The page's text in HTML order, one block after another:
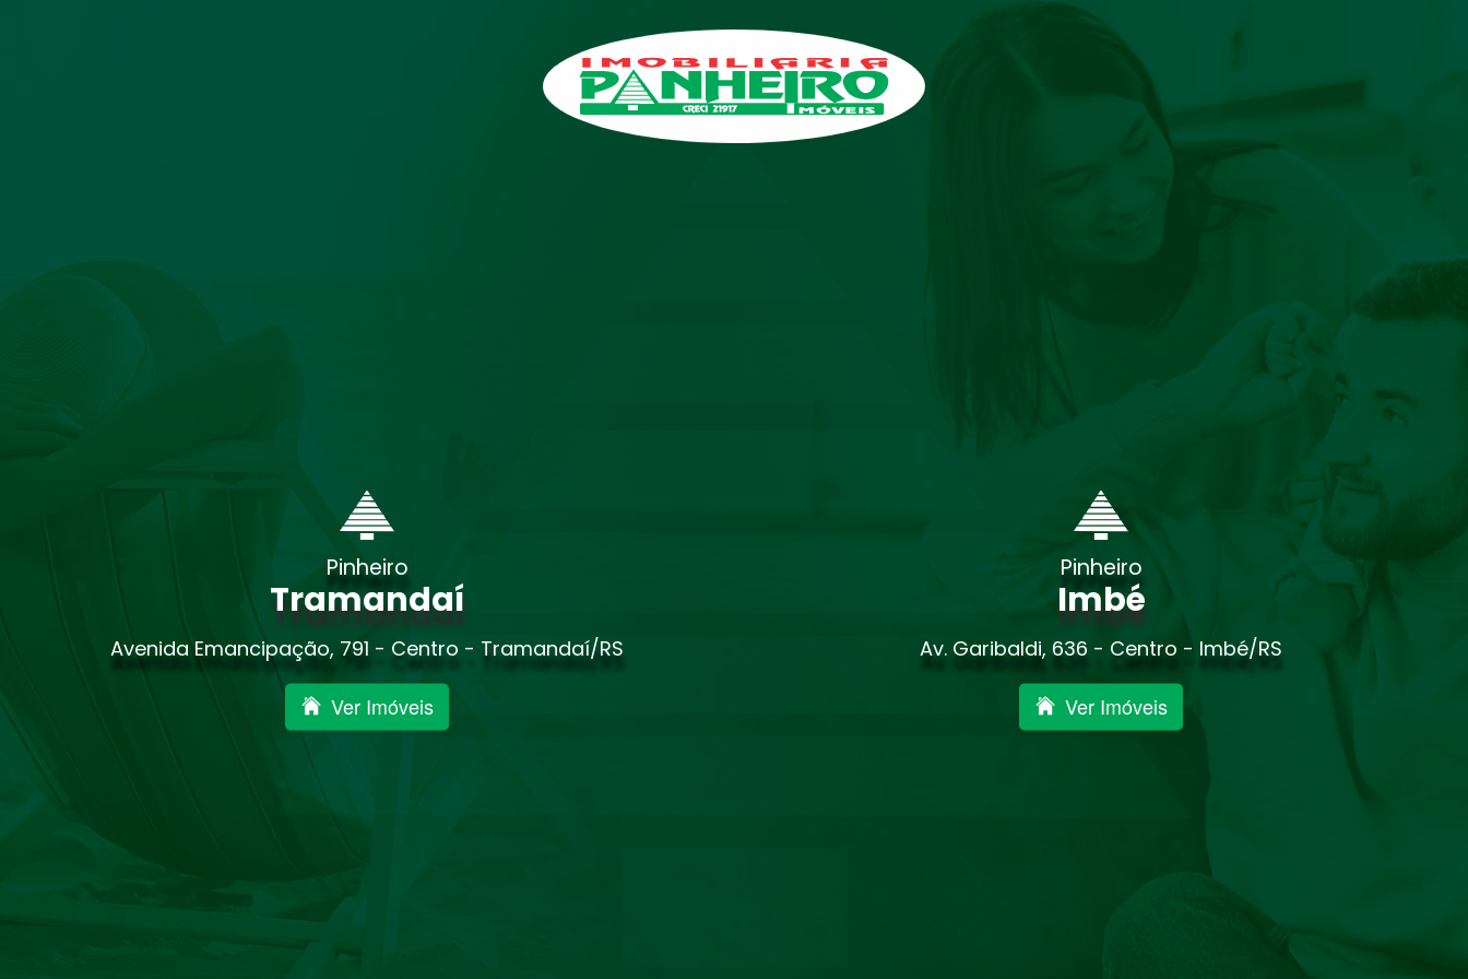
Pinheiro
Tramandaí
Avenida Emancipação, 791 - Centro - Tramandaí/RS
Ver Imóveis
Pinheiro
Imbé
Av. Garibaldi, 636 - Centro - Imbé/RS
Ver Imóveis